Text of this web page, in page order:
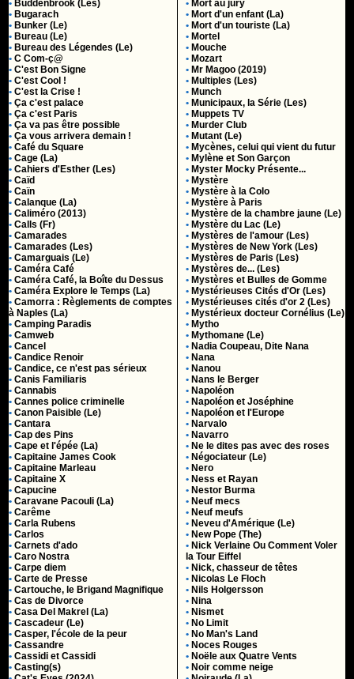
• Buddenbrook (Les)
• Bugarach
• Bunker (Le)
• Bureau (Le)
• Bureau des Légendes (Le)
• C Com-ç@
• C'est Bon Signe
• C'est Cool !
• C'est la Crise !
• Ça c'est palace
• Ça c'est Paris
• Ça va pas être possible
• Ça vous arrivera demain !
• Café du Square
• Cage (La)
• Cahiers d'Esther (Les)
• Caïd
• Caïn
• Calanque (La)
• Caliméro (2013)
• Calls (Fr)
• Camarades
• Camarades (Les)
• Camarguais (Le)
• Caméra Café
• Caméra Café, la Boîte du Dessus
• Caméra Explore le Temps (La)
• Camorra : Règlements de comptes
à Naples (La)
• Camping Paradis
• Camweb
• Cancel
• Candice Renoir
• Candice, ce n'est pas sérieux
• Canis Familiaris
• Cannabis
• Cannes police criminelle
• Canon Paisible (Le)
• Cantara
• Cap des Pins
• Cape et l'épée (La)
• Capitaine James Cook
• Capitaine Marleau
• Capitaine X
• Capucine
• Caravane Pacouli (La)
• Carême
• Carla Rubens
• Carlos
• Carnets d'ado
• Caro Nostra
• Carpe diem
• Carte de Presse
• Cartouche, le Brigand Magnifique
• Cas de Divorce
• Casa Del Makrel (La)
• Cascadeur (Le)
• Casper, l'école de la peur
• Cassandre
• Cassidi et Cassidi
• Casting(s)
• Mort au jury
• Mort d'un enfant (La)
• Mort d'un touriste (La)
• Mortel
• Mouche
• Mozart
• Mr Magoo (2019)
• Multiples (Les)
• Munch
• Municipaux, la Série (Les)
• Muppets TV
• Murder Club
• Mutant (Le)
• Mycènes, celui qui vient du futur
• Mylène et Son Garçon
• Myster Mocky Présente...
• Mystère
• Mystère à la Colo
• Mystère à Paris
• Mystère de la chambre jaune (Le)
• Mystère du Lac (Le)
• Mystères de l'amour (Les)
• Mystères de New York (Les)
• Mystères de Paris (Les)
• Mystères de... (Les)
• Mystères et Bulles de Gomme
• Mystérieuses Cités d'Or (Les)
• Mystérieuses cités d'or 2 (Les)
• Mystérieux docteur Cornélius (Le)
• Mytho
• Mythomane (Le)
• Nadia Coupeau, Dite Nana
• Nana
• Nanou
• Nans le Berger
• Napoléon
• Napoléon et Joséphine
• Napoléon et l'Europe
• Narvalo
• Navarro
• Ne le dites pas avec des roses
• Négociateur (Le)
• Nero
• Ness et Rayan
• Nestor Burma
• Neuf mecs
• Neuf meufs
• Neveu d'Amérique (Le)
• New Pope (The)
• Nick Verlaine Ou Comment Voler
la Tour Eiffel
• Nick, chasseur de têtes
• Nicolas Le Floch
• Nils Holgersson
• Nina
• Nismet
• No Limit
• No Man's Land
• Noces Rouges
• Noële aux Quatre Vents
• Noir comme neige